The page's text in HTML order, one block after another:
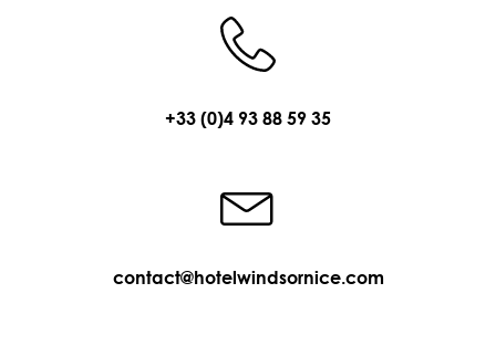
+33 (0)4 93 88 59 35
contact@hotelwindsornice.com